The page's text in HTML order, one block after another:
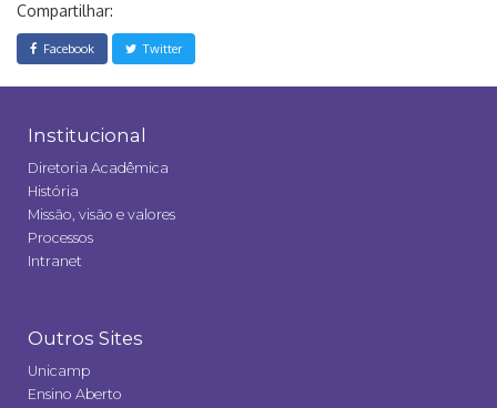
Compartilhar:
Facebook Twitter
Institucional
Diretoria Acadêmica
História
Missão, visão e valores
Processos
Intranet
Outros Sites
Unicamp
Ensino Aberto